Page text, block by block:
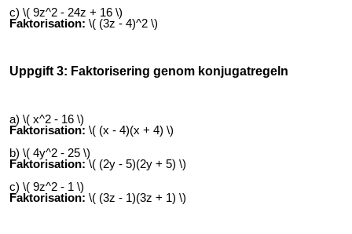
c) \( 9z^2 - 24z + 16 \)
Faktorisation: \( (3z - 4)^2 \)
Uppgift 3: Faktorisering genom konjugatregeln
a) \( x^2 - 16 \)
Faktorisation: \( (x - 4)(x + 4) \)
b) \( 4y^2 - 25 \)
Faktorisation: \( (2y - 5)(2y + 5) \)
c) \( 9z^2 - 1 \)
Faktorisation: \( (3z - 1)(3z + 1) \)